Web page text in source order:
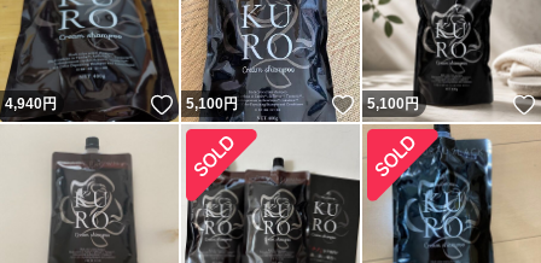
4,940円 いいね！
5,100円 いいね！
5,100円